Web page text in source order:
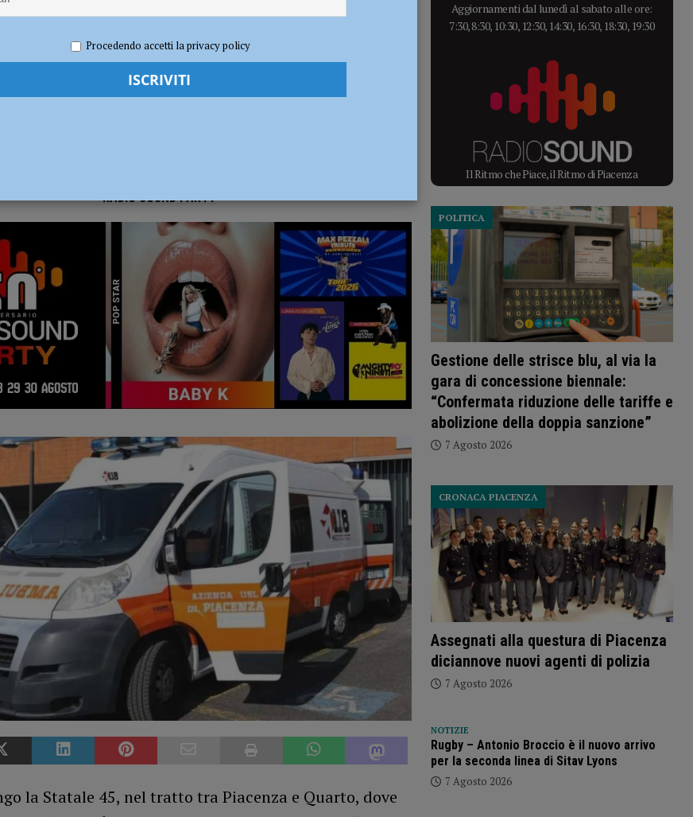
RADIO SOUND PARTY
la Statale 45, nel tratto tra Piacenza e Quarto, dove
Aggiornamenti dal lunedì al sabato alle ore:
7:30, 8:30, 10:30, 12:30, 14:30, 16:30, 18:30, 19:30
Il Ritmo che Piace, il Ritmo di Piacenza
Gestione delle strisce blu, al via la
gara di concessione biennale:
“Confermata riduzione delle tariffe e
abolizione della doppia sanzione”
POLITICA
7 Agosto 2026
Assegnati alla questura di Piacenza
diciannove nuovi agenti di polizia
CRONACA PIACENZA
7 Agosto 2026
NOTIZIE
Rugby – Antonio Broccio è il nuovo arrivo
per la seconda linea di Sitav Lyons
7 Agosto 2026
Procedendo accetti la privacy policy